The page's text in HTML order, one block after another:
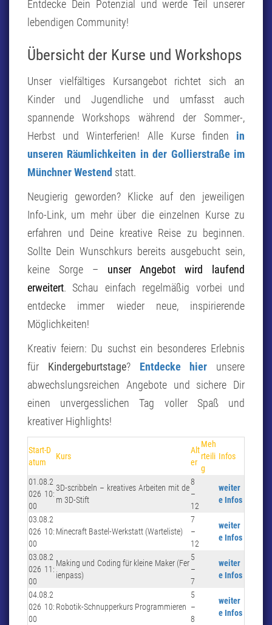
Entdecke Dein Potenzial und werde Teil unserer
lebendigen Community!
Übersicht der Kurse und Workshops
Unser vielfältiges Kursangebot richtet sich an
Kinder und Jugendliche und umfasst auch
spannende Workshops während der Sommer-,
Herbst und Winterferien! Alle Kurse finden in
unseren Räumlichkeiten in der Gollierstraße im
Münchner Westend statt.
Neugierig geworden? Klicke auf den jeweiligen
Info-Link, um mehr über die einzelnen Kurse zu
erfahren und Deine kreative Reise zu beginnen.
Sollte Dein Wunschkurs bereits ausgebucht sein,
keine Sorge – unser Angebot wird laufend
erweitert. Schau einfach regelmäßig vorbei und
entdecke immer wieder neue, inspirierende
Möglichkeiten!
Kreativ feiern: Du suchst ein besonderes Erlebnis
für Kindergeburtstage? Entdecke hier unsere
abwechslungsreichen Angebote und sichere Dir
einen unvergesslichen Tag voller Spaß und
kreativer Highlights!
Start-D
atum
Kurs
Alt
er
Meh
rteili
g
Infos
01.08.2
026 10:
00
3D-scribbeln – kreatives Arbeiten mit de
m 3D-Stift
8
–
12
weiter
e Infos
03.08.2
026 10:
00
Minecraft Bastel-Werkstatt (Warteliste)
7
–
12
weiter
e Infos
03.08.2
026 11:
00
Making und Coding für kleine Maker (Fer
ienpass)
5
–
7
weiter
e Infos
04.08.2
026 10:
00
Robotik-Schnupperkurs Programmieren
5
–
8
weiter
e Infos